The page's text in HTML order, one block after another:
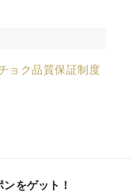
ョク品質保証制度
をゲット！